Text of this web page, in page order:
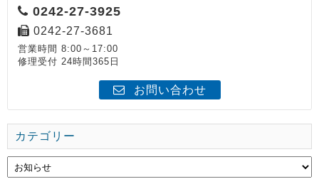
0242-27-3925
0242-27-3681
営業時間 8:00～17:00
修理受付 24時間365日
お問い合わせ
カテゴリー